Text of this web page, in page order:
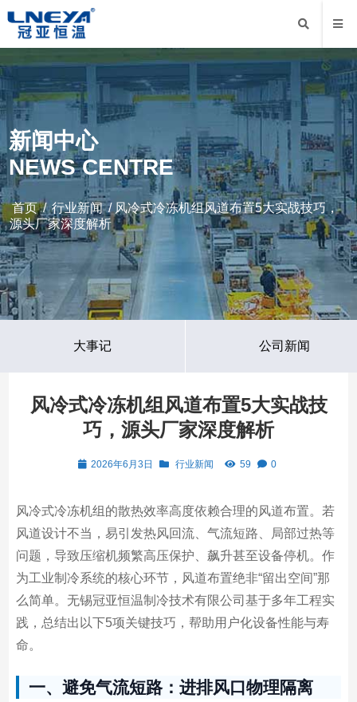
新闻中心
NEWS CENTRE
首页/行业新闻/ 风冷式冷冻机组风道布置5大实战技巧，
源头厂家深度解析
大事记 公司新闻
风冷式冷冻机组风道布置5大实战技
巧，源头厂家深度解析
2026年6月3日 行业新闻 59 0
风冷式冷冻机组的散热效率高度依赖合理的风道布置。若
风道设计不当，易引发热风回流、气流短路、局部过热等
问题，导致压缩机频繁高压保护、飙升甚至设备停机。作
为工业制冷系统的核心环节，风道布置绝非“留出空间”那
么简单。无锡冠亚恒温制冷技术有限公司基于多年工程实
践，总结出以下5项关键技巧，帮助用户化设备性能与寿
命。
一、避免气流短路：进排风口物理隔离